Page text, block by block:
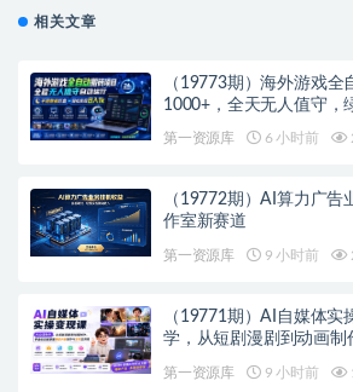
相关文章
（19773期）海外游戏全
1000+，全天无人值守，
第一资源库 6 小时前
（19772期）AI算力广
作室新赛道
第一资源库 9 小时前
（19771期）AI自媒体实
学，从短剧漫剧到动画制
第一资源库 9 小时前